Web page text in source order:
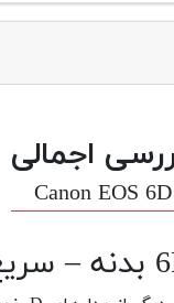
اجمالی
Canon EOS